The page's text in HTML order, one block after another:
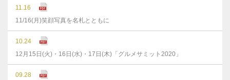
11.16
11/16(月)笑顔写真を名札とともに
10.24
12月15日(火)・16日(水)・17日(木)「グルメサミット2020」
09.28